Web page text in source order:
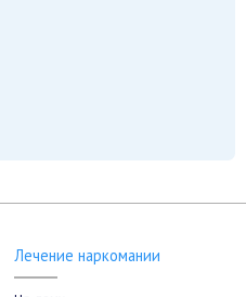
Лечение наркомании